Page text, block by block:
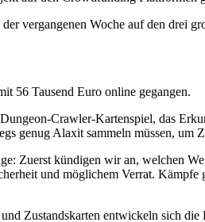
vergangenen Woche auf den drei
56 Tausend Euro online gegangen.
Crawler-Kartenspiel, das
genug Alaxit sammeln müssen, um
Zuerst kündigen wir an, welchen
und möglichem Verrat.
Zustandskarten entwickeln sich